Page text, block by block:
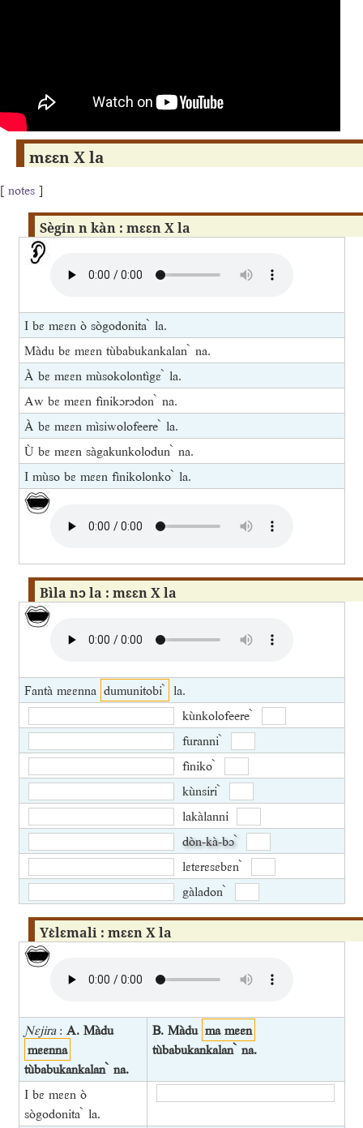
mɛɛn X la
[ notes ]
Sègin n kàn : mɛɛn X la
I bɛ mɛɛn ò sògodonita ̀ la.
Màdu bɛ mɛɛn tùbabukankalan ̀ na.
À bɛ mɛɛn mùsokolontìgɛ ̀ la.
Aw bɛ mɛɛn fìnikɔrɔdon ̀ na.
À bɛ mɛɛn mìsiwolofeere ̀ la.
Ù bɛ mɛɛn sàgakunkolodun ̀ na.
I mùso bɛ mɛɛn fìnikolonko ̀ la.
Bìla nɔ la : mɛɛn X la
Fantà mɛɛnna dumunitobi ̀ la.
kùnkolofeere ̀
furanni ̀
fìniko ̀
kùnsiri ̀
lakàlanni
dòn-kà-bɔ ̀
lɛtɛrɛsɛbɛn ̀
gàladon ̀
Yɛ̀lɛmali : mɛɛn X la
Ɲɛjira: A. Màdu
mɛɛnna
tùbabukankalan ̀ na.
B. Màdu ma mɛɛn
tùbabukankalan ̀ na.
I bɛ mɛɛn ò
sògodonita ̀ la.